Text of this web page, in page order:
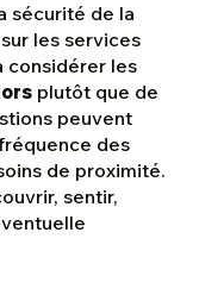
sécurité de la
les services
considérer les
plutôt que de
peuvent
des
de proximité.
sentir,